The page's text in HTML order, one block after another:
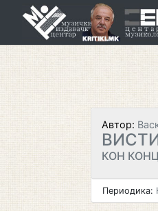
Автор:
КОН
Периодика: